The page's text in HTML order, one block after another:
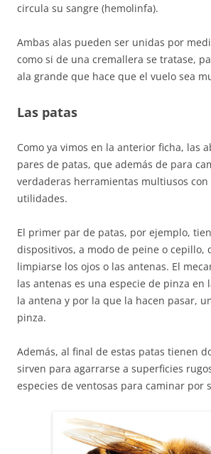
circula su sangre (hemolinfa).
Ambas alas pueden ser unidas por
como si de una cremallera se tratase,
ala grande que hace que el vuelo sea
Las patas
Como ya vimos en la anterior ficha, las
pares de patas, que además de para
verdaderas herramientas multiusos con
utilidades.
El primer par de patas, por ejemplo,
dispositivos, a modo de peine o cepillo,
limpiarse los ojos o las antenas. El
las antenas es una especie de pinza en
la antena y por la que la hacen pasar,
pinza.
Además, al final de estas patas tienen
sirven para agarrarse a superficies
especies de ventosas para caminar por